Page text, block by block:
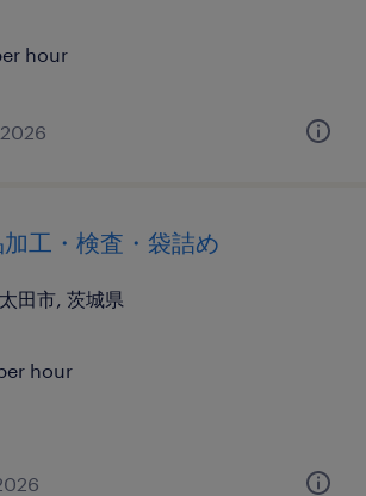
hour
工・検査・袋詰め
田市, 茨城県
hour